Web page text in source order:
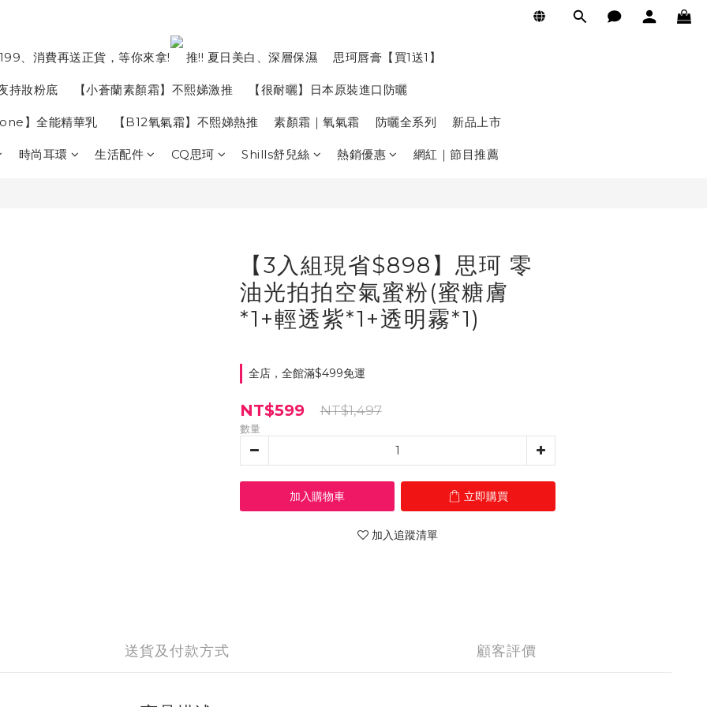
、消費再送正貨，等你來拿! 推!! 夏日美白、深層保濕 思珂唇膏【買1送1】
持妝粉底 【小蒼蘭素顏霜】不熙娣激推 【很耐曬】日本原裝進口防曬
】全能精華乳 【B12氧氣霜】不熙娣熱推 素顏霜｜氧氣霜 防曬全系列 新品上市
時尚耳環 生活配件 CQ思珂 Shills舒兒絲 熱銷優惠 網紅｜節目推薦
【3入組現省$898】思珂 零
油光拍拍空氣蜜粉(蜜糖膚
*1+輕透紫*1+透明霧*1)
全店，全館滿$499免運
NT$599 NT$1,497
數量
加入購物車 立即購買
加入追蹤清單
送貨及付款方式 顧客評價
立即購買